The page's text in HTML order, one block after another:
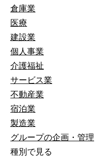
倉庫業
医療
建設業
個人事業
介護福祉
サービス業
不動産業
宿泊業
製造業
グループの企画・管理
種別で見る